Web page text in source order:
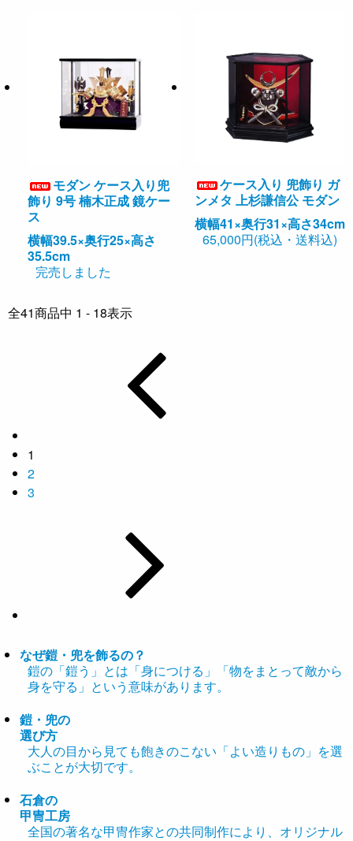
モダン ケース入り兜
飾り 9号 楠木正成 鏡ケー
ス
横幅39.5×奥行25×高さ
35.5cm
完売しました
ケース入り 兜飾り ガ
ンメタ 上杉謙信公 モダン
横幅41×奥行31×高さ34cm
65,000円(税込・送料込)
全41商品中 1 - 18表示
1
2
3
なぜ鎧・兜を飾るの？
鎧の「鎧う」とは「身につける」「物をまとって敵から
身を守る」という意味があります。
鎧・兜の
選び方
大人の目から見ても飽きのこない「よい造りもの」を選
ぶことが大切です。
石倉の
甲冑工房
全国の著名な甲冑作家との共同制作により、オリジナル